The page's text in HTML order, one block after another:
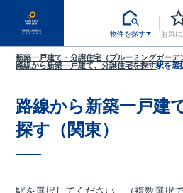
物件を探す お気
新築一戸建て・分譲住宅（ブルーミングガーデ
路線から新築一戸建て、分譲住宅を探す駅を選
路線から新築一戸建
探す（関東）
駅を選択してください。（複数選択で